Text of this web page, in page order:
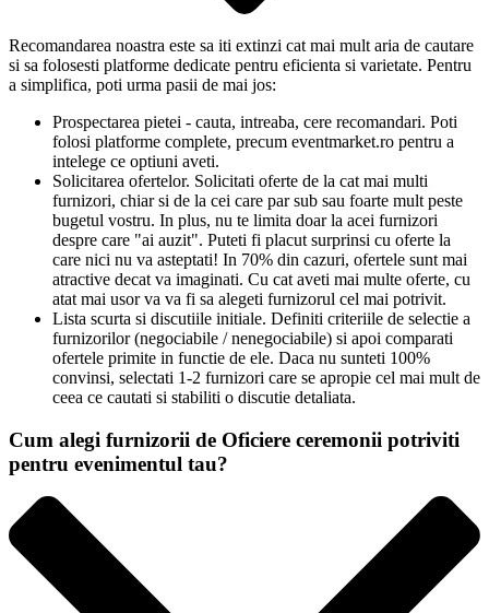
Recomandarea noastra este sa iti extinzi cat mai mult aria de cautare
si sa folosesti platforme dedicate pentru eficienta si varietate. Pentru
a simplifica, poti urma pasii de mai jos:
Prospectarea pietei - cauta, intreaba, cere recomandari. Poti
folosi platforme complete, precum eventmarket.ro pentru a
intelege ce optiuni aveti.
Solicitarea ofertelor. Solicitati oferte de la cat mai multi
furnizori, chiar si de la cei care par sub sau foarte mult peste
bugetul vostru. In plus, nu te limita doar la acei furnizori
despre care "ai auzit". Puteti fi placut surprinsi cu oferte la
care nici nu va asteptati! In 70% din cazuri, ofertele sunt mai
atractive decat va imaginati. Cu cat aveti mai multe oferte, cu
atat mai usor va va fi sa alegeti furnizorul cel mai potrivit.
Lista scurta si discutiile initiale. Definiti criteriile de selectie a
furnizorilor (negociabile / nenegociabile) si apoi comparati
ofertele primite in functie de ele. Daca nu sunteti 100%
convinsi, selectati 1-2 furnizori care se apropie cel mai mult de
ceea ce cautati si stabiliti o discutie detaliata.
Cum alegi furnizorii de Oficiere ceremonii potriviti
pentru evenimentul tau?